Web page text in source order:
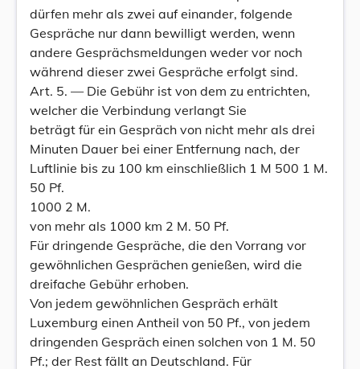
dürfen mehr als zwei auf einander, folgende
Gespräche nur dann bewilligt werden, wenn
andere Gesprächsmeldungen weder vor noch
während dieser zwei Gespräche erfolgt sind.
Art. 5. — Die Gebühr ist von dem zu entrichten,
welcher die Verbindung verlangt Sie
beträgt für ein Gespräch von nicht mehr als drei
Minuten Dauer bei einer Entfernung nach, der
Luftlinie bis zu 100 km einschließlich 1 M 500 1 M.
50 Pf.
1000 2 M.
von mehr als 1000 km 2 M. 50 Pf.
Für dringende Gespräche, die den Vorrang vor
gewöhnlichen Gesprächen genießen, wird die
dreifache Gebühr erhoben.
Von jedem gewöhnlichen Gespräch erhält
Luxemburg einen Antheil von 50 Pf., von jedem
dringenden Gespräch einen solchen von 1 M. 50
Pf.; der Rest fällt an Deutschland. Für